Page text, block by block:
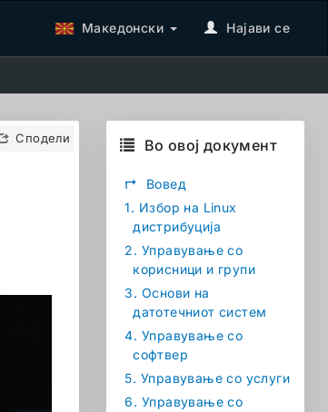
Македонски Најави се
Сподели Во овој документ
↱
Вовед
1. Избор на Linux
дистрибуција
2. Управување со
корисници и групи
3. Основи на
датотечниот систем
4. Управување со
софтвер
5. Управување со услуги
6. Управување со